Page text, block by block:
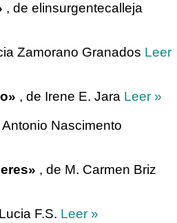
, de elinsurgentecalleja
Zamorano Granados Leer
, de Irene E. Jara Leer »
Antonio Nascimento
, de M. Carmen Briz
F.S. Leer »